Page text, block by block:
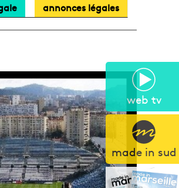
web tv
made in sud
annonces légales